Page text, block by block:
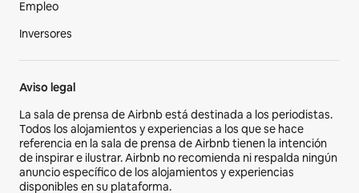
Empleo
Inversores
Aviso legal
La sala de prensa de Airbnb está destinada a los periodistas.
Todos los alojamientos y experiencias a los que se hace
referencia en la sala de prensa de Airbnb tienen la intención
de inspirar e ilustrar. Airbnb no recomienda ni respalda ningún
anuncio específico de los alojamientos y experiencias
disponibles en su plataforma.